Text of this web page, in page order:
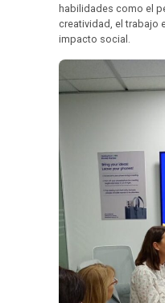
habilidades como el
creatividad, el trabajo
impacto social.